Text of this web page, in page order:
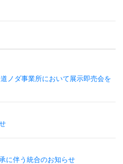
ノダ事業所において展示即売会を
に伴う統合のお知らせ